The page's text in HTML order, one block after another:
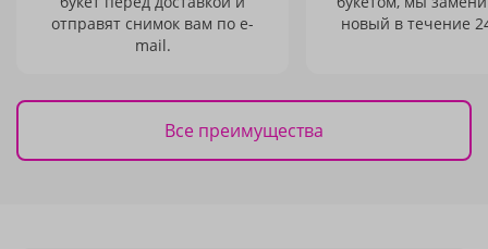
отправят снимок вам по e-
mail.
новый в течение
Все преимущества